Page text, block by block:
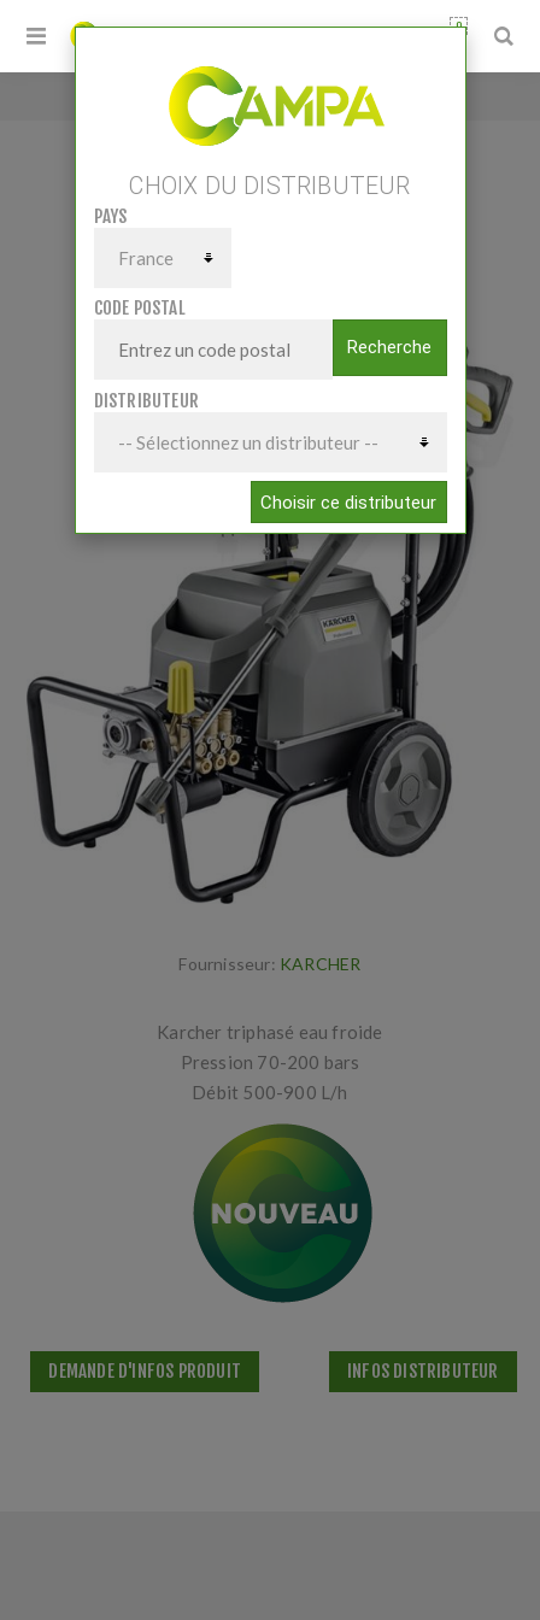
0
Accueil / HD 9/20-4 M Classic
Fournisseur: KARCHER
Karcher triphasé eau froide
Pression 70-200 bars
Débit 500-900 L/h
DEMANDE D'INFOS PRODUIT INFOS DISTRIBUTEUR
CHOIX DU DISTRIBUTEUR
PAYS
CODE POSTAL
Recherche
DISTRIBUTEUR
Choisir ce distributeur